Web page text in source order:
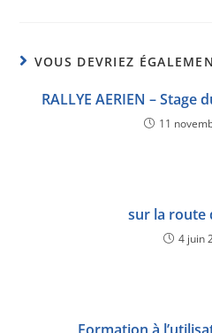
VOUS DEVRIEZ
RALLYE AERIEN – Stage
11
sur la route
4 juin